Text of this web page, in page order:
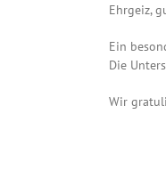
Ehrgeiz,
Ein
Die
Wir